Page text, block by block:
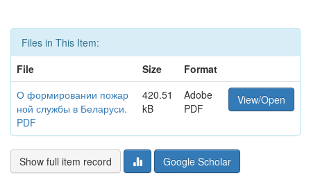
Files in This Item:
File
Size
Format
О формировании пожар
ной службы в Беларуси.
PDF
420.51
kB
Adobe
PDF
View/Open
Show full item record Google Scholar